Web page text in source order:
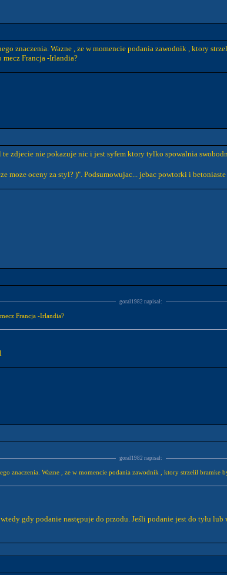
znaczenia. Wazne , ze w momencie podania zawodnik , ktory
mecz Francja -Irlandia?
zdjecie nie pokazuje nic i jest syfem ktory tylko spowalnia
moze oceny za styl? )". Podsumowujac... jebac powtorki i
goral1982 napisał:
Francja -Irlandia?
goral1982 napisał:
znaczenia. Wazne , ze w momencie podania zawodnik , ktory strzelil bramke
gdy podanie następuje do przodu. Jeśli podanie jest do tyłu